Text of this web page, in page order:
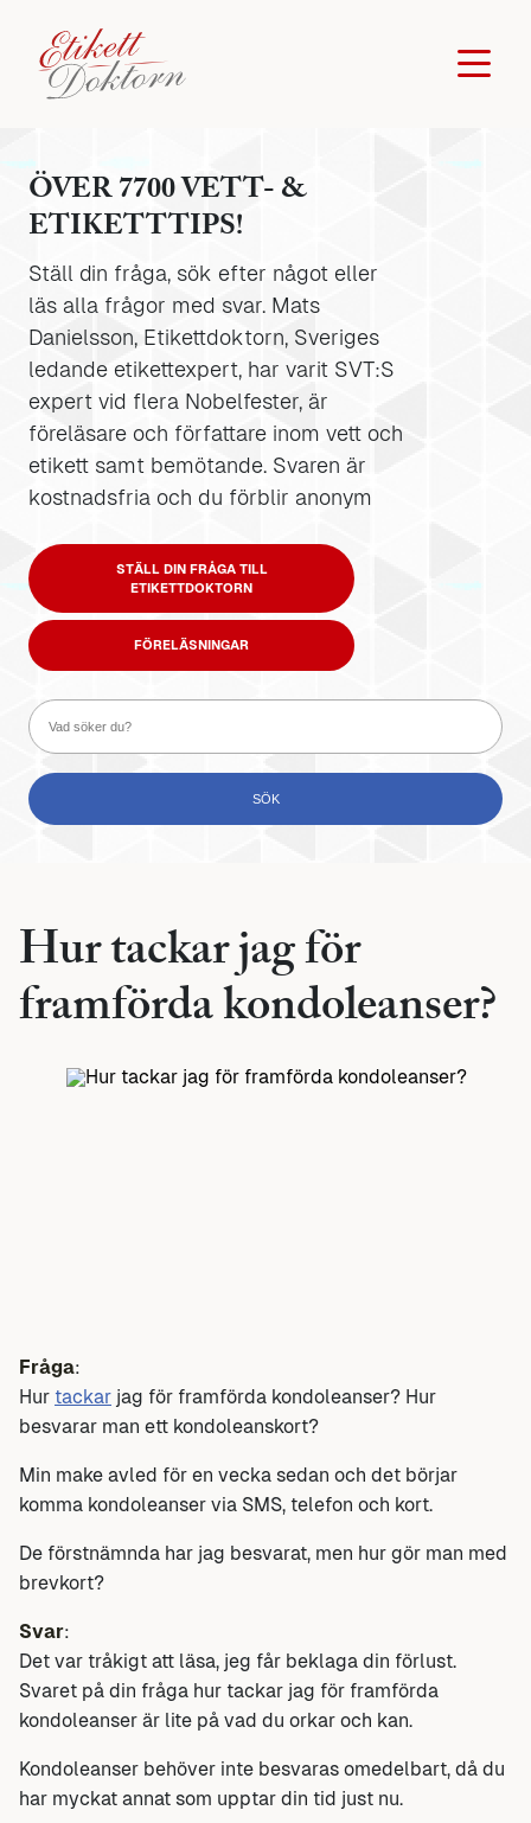
ÖVER 7700 VETT- &
ETIKETTTIPS!
Ställ din fråga, sök efter något eller
läs alla frågor med svar. Mats
Danielsson, Etikettdoktorn, Sveriges
ledande etikettexpert, har varit SVT:S
expert vid flera Nobelfester, är
föreläsare och författare inom vett och
etikett samt bemötande. Svaren är
kostnadsfria och du förblir anonym
STÄLL DIN FRÅGA TILL
ETIKETTDOKTORN
FÖRELÄSNINGAR
Hur tackar jag för
framförda kondoleanser?
Fråga:
Hur tackar jag för framförda kondoleanser? Hur
besvarar man ett kondoleanskort?
Min make avled för en vecka sedan och det börjar
komma kondoleanser via SMS, telefon och kort.
De förstnämnda har jag besvarat, men hur gör man med
brevkort?
Svar:
Det var tråkigt att läsa, jeg får beklaga din förlust.
Svaret på din fråga hur tackar jag för framförda
kondoleanser är lite på vad du orkar och kan.
Kondoleanser behöver inte besvaras omedelbart, då du
har myckat annat som upptar din tid just nu.